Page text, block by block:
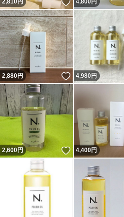
2,810円 いいね！
4,800円
2,880円 いいね！
4,980円
2,600円 いいね！
4,400円